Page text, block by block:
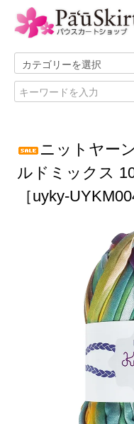
ニットヤー
ルドミックス
［uyky-